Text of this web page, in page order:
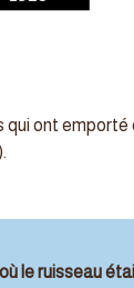
ont
le ruisseau